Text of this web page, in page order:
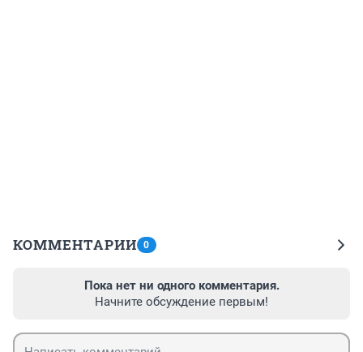
КОММЕНТАРИИ 0
Пока нет ни одного комментария.
Начните обсуждение первым!